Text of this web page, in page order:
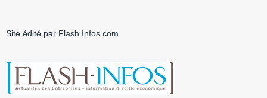
Site édité par Flash Infos.com